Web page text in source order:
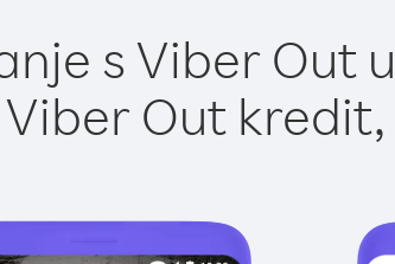
s Viber Out
Out